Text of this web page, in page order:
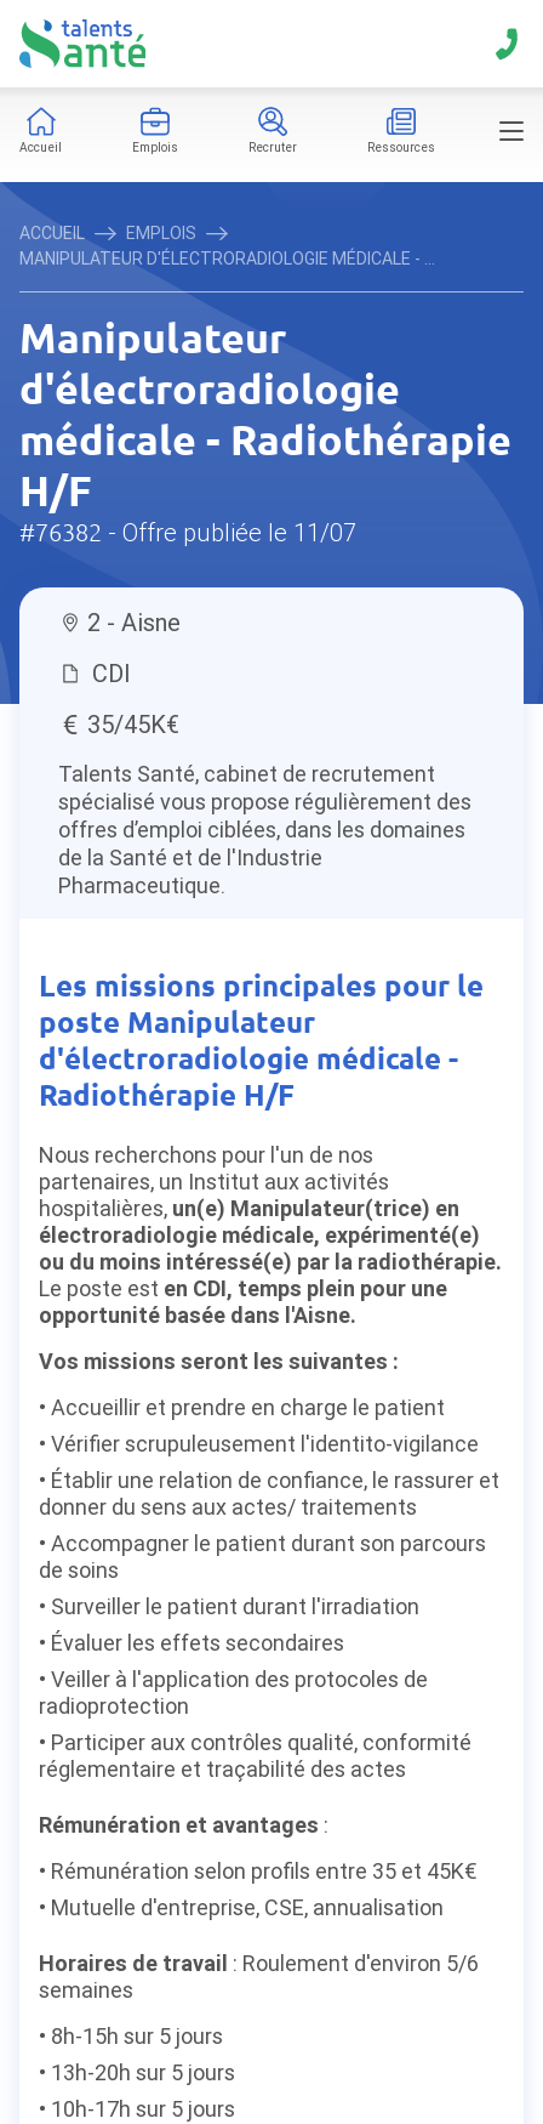
Accueil Emplois Recruter Ressources
ACCUEIL
EMPLOIS
MANIPULATEUR D'ÉLECTRORADIOLOGIE MÉDICALE - ...
Manipulateur
d'électroradiologie
médicale - Radiothérapie
H/F
#76382 - Offre publiée le 11/07
2 - Aisne
CDI
35/45K€
Talents Santé, cabinet de recrutement
spécialisé vous propose régulièrement des
offres d’emploi ciblées, dans les domaines
de la Santé et de l'Industrie
Pharmaceutique.
Les missions principales pour le
poste Manipulateur
d'électroradiologie médicale -
Radiothérapie H/F
Nous recherchons pour l'un de nos
partenaires, un Institut aux activités
hospitalières, un(e) Manipulateur(trice) en
électroradiologie médicale, expérimenté(e)
ou du moins intéressé(e) par la radiothérapie.
Le poste est en CDI, temps plein pour une
opportunité basée dans l'Aisne.
Vos missions seront les suivantes :
Accueillir et prendre en charge le patient
Vérifier scrupuleusement l'identito-vigilance
Établir une relation de confiance, le rassurer et
donner du sens aux actes/ traitements
Accompagner le patient durant son parcours
de soins
Surveiller le patient durant l'irradiation
Évaluer les effets secondaires
Veiller à l'application des protocoles de
radioprotection
Participer aux contrôles qualité, conformité
réglementaire et traçabilité des actes
Rémunération et avantages :
Rémunération selon profils entre 35 et 45K€
Mutuelle d'entreprise, CSE, annualisation
Horaires de travail : Roulement d'environ 5/6
semaines
8h-15h sur 5 jours
13h-20h sur 5 jours
10h-17h sur 5 jours